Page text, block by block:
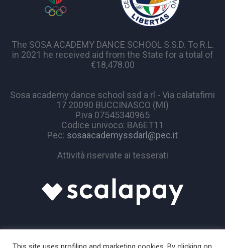
The SOSA ACADEMY DANCE SCHOOL S.S.D. To R.L.
in 2021 he received aid from the State for a total of
€18,478.00
Sosa academy dance school ssd a rl - Via calatafimi
17 20090 BUCCINASCO (MI)
P.iva 07545340965
Codice univoco: BA6ET11
Pec: sosaacademyssdarl@pec.it
Attività riservate ai tesserati